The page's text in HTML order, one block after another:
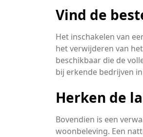
Vind de
Het inschakelen van
het verwijderen van
beschikbaar die de
bij erkende bedrijven
Herken de
Bovendien is een
woonbeleving. Een